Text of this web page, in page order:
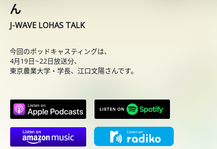
ん
J-WAVE LOHAS TALK
今回のポッドキャスティングは、
4月19日~22日放送分、
東京農業大学・学長、江口文陽さんです。